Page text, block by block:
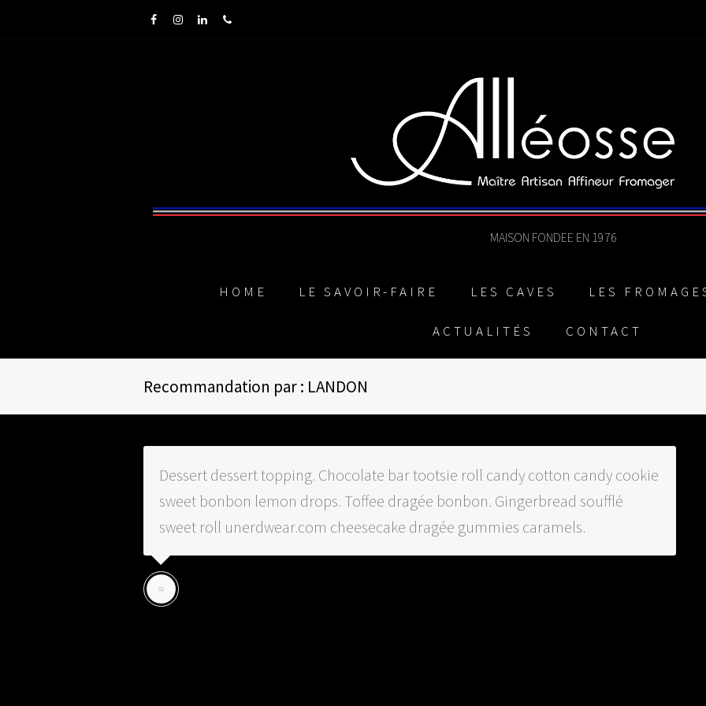
FacebookInstagram
LinkedInPhone
MAISON FONDEE EN 1976
HOME LE SAVOIR-FAIRE LES CAVES LES
ACTUALITÉS CONTACT
Recommandation par : LANDON
Dessert dessert topping. Chocolate bar tootsie roll candy cotton candy cookie
sweet bonbon lemon drops. Toffee dragée bonbon. Gingerbread soufflé
sweet roll unerdwear.com cheesecake dragée gummies caramels.